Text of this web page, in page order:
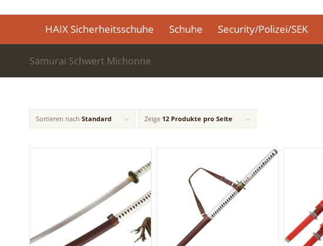
HAIX Sicherheitsschuhe Schuhe Security/Polizei/SEK
Samurai Schwert Michonne
Sortieren nach Standard Zeige 12 Produkte pro Seite